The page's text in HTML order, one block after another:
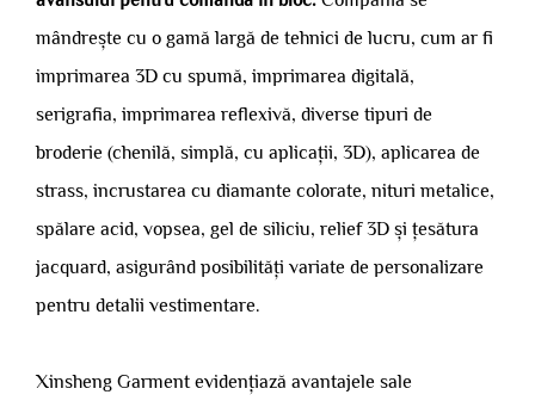
mândrește cu o gamă largă de tehnici de lucru, cum ar fi
imprimarea 3D cu spumă, imprimarea digitală,
serigrafia, imprimarea reflexivă, diverse tipuri de
broderie (chenilă, simplă, cu aplicații, 3D), aplicarea de
strass, incrustarea cu diamante colorate, nituri metalice,
spălare acid, vopsea, gel de siliciu, relief 3D și țesătura
jacquard, asigurând posibilități variate de personalizare
pentru detalii vestimentare.
Xinsheng Garment evidențiază avantajele sale